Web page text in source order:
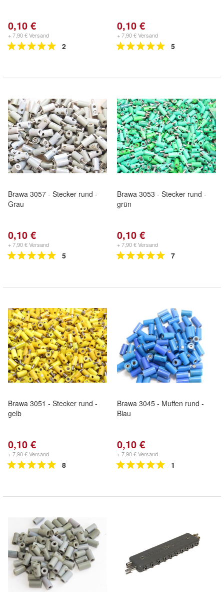
0,10 €
+ 7,90 € Versand
2
0,10 €
+ 7,90 € Versand
5
Brawa 3057 - Stecker rund -
Grau
0,10 €
+ 7,90 € Versand
5
Brawa 3053 - Stecker rund -
grün
0,10 €
+ 7,90 € Versand
7
Brawa 3051 - Stecker rund -
gelb
0,10 €
+ 7,90 € Versand
8
Brawa 3045 - Muffen rund -
Blau
0,10 €
+ 7,90 € Versand
1